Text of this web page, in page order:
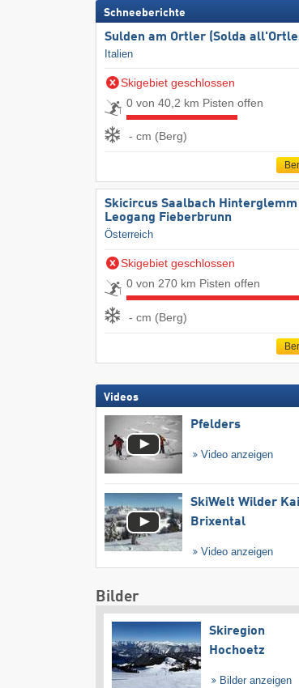
Schneeberichte
Sulden am Ortler (Solda
Italien
Skigebiet geschlossen
0 von 40,2 km Pisten offen
- cm (Berg)
Skicircus Saalbach Hinterglemm
Leogang Fieberbrunn
Österreich
Skigebiet geschlossen
0 von 270 km Pisten offen
- cm (Berg)
Videos
Pfelders
Video anzeigen
SkiWelt Wilder
Brixental
Video anzeigen
Bilder
Skiregion
Hochoetz
Bilder anzeigen